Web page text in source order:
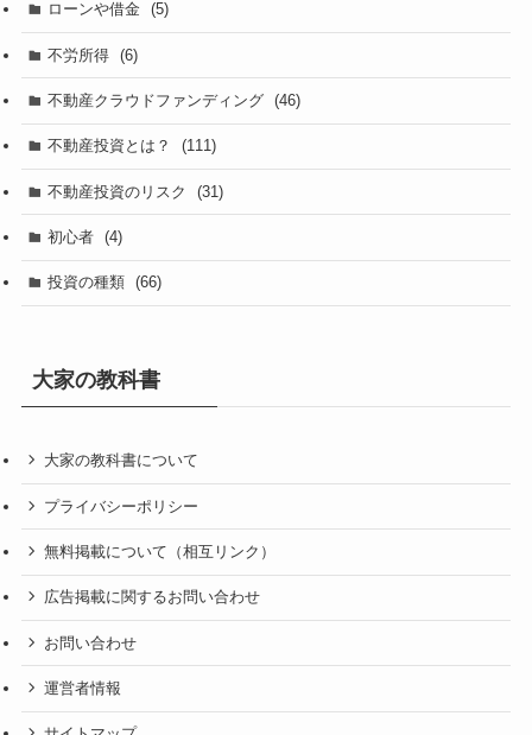
ローンや借金 (5)
不労所得 (6)
不動産クラウドファンディング (46)
不動産投資とは？ (111)
不動産投資のリスク (31)
初心者 (4)
投資の種類 (66)
大家の教科書
大家の教科書について
プライバシーポリシー
無料掲載について（相互リンク）
広告掲載に関するお問い合わせ
お問い合わせ
運営者情報